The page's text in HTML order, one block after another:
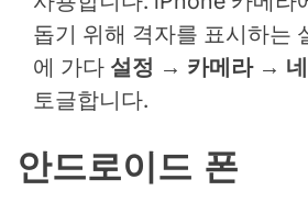
돕기 위해 격자를 표시하는
에 가다 설정 → 카메라 →
토글합니다.
안드로이드 폰